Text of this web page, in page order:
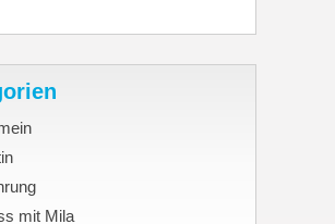
mit Mila